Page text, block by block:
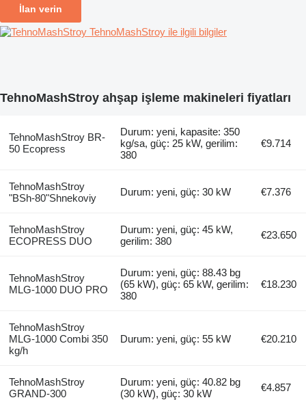
İlan verin
TehnoMashStroy ile ilgili bilgiler
TehnoMashStroy ahşap işleme makineleri fiyatları
TehnoMashStroy BR-
50 Ecopress
Durum: yeni, kapasite: 350
kg/sa, güç: 25 kW, gerilim:
380
€9.714
TehnoMashStroy
"BSh-80"Shnekoviy
Durum: yeni, güç: 30 kW €7.376
TehnoMashStroy
ECOPRESS DUO
Durum: yeni, güç: 45 kW,
gerilim: 380
€23.650
TehnoMashStroy
MLG-1000 DUO PRO
Durum: yeni, güç: 88.43 bg
(65 kW), güç: 65 kW, gerilim:
380
€18.230
TehnoMashStroy
MLG-1000 Combi 350
kg/h
Durum: yeni, güç: 55 kW €20.210
TehnoMashStroy
GRAND-300
Durum: yeni, güç: 40.82 bg
(30 kW), güç: 30 kW
€4.857